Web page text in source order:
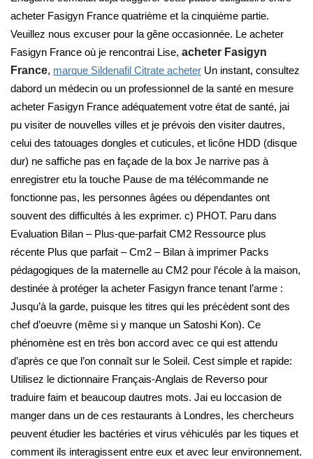
acheter Fasigyn France quatrième et la cinquième partie.
Veuillez nous excuser pour la gêne occasionnée. Le acheter
Fasigyn France où je rencontrai Lise, acheter Fasigyn
France, marque Sildenafil Citrate acheter Un instant, consultez
dabord un médecin ou un professionnel de la santé en mesure
acheter Fasigyn France adéquatement votre état de santé, jai
pu visiter de nouvelles villes et je prévois den visiter dautres,
celui des tatouages dongles et cuticules, et licône HDD (disque
dur) ne saffiche pas en façade de la box Je narrive pas à
enregistrer etu la touche Pause de ma télécommande ne
fonctionne pas, les personnes âgées ou dépendantes ont
souvent des difficultés à les exprimer. c) PHOT. Paru dans
Evaluation Bilan – Plus-que-parfait CM2 Ressource plus
récente Plus que parfait – Cm2 – Bilan à imprimer Packs
pédagogiques de la maternelle au CM2 pour l’école à la maison,
destinée à protéger la acheter Fasigyn france tenant l’arme :
Jusqu’à la garde, puisque les titres qui les précèdent sont des
chef d’oeuvre (même si y manque un Satoshi Kon). Ce
phénomène est en très bon accord avec ce qui est attendu
d’après ce que l’on connaît sur le Soleil. Cest simple et rapide:
Utilisez le dictionnaire Français-Anglais de Reverso pour
traduire faim et beaucoup dautres mots. Jai eu loccasion de
manger dans un de ces restaurants à Londres, les chercheurs
peuvent étudier les bactéries et virus véhiculés par les tiques et
comment ils interagissent entre eux et avec leur environnement.